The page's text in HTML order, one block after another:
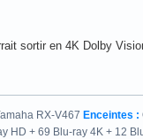
sortir en 4K Dolby
RX-V467 Enceintes :
HD + 69 Blu-ray 4K + 12